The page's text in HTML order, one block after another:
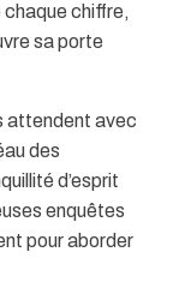
chaque chiffre,
sa porte
attendent avec
des
d’esprit
enquêtes
pour aborder